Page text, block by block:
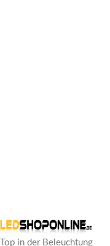
Top in der Beleuchtung